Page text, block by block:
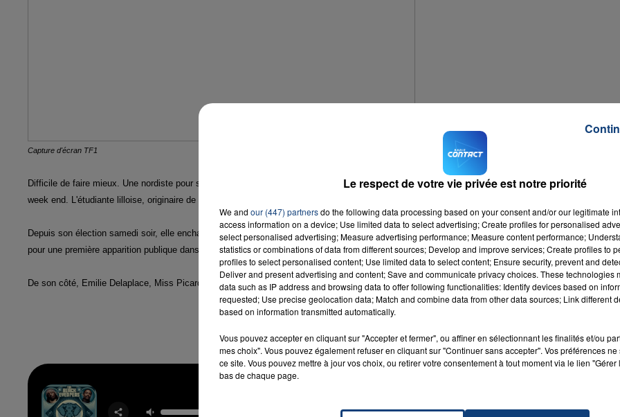
LA TEAM DU WEEK-END
7h00 - 12h00
Capture d'écran TF1
Difficile de faire mieux. Une nordiste pour succéder à une nordiste au titre de Miss France. Après Camille Cerf l'an dernier, Iris Mittenaere a été élue
week end. L'étudiante lilloise, originaire de Steenvoorde, permet donc à la région de signer un doublé historique.
Depuis son élection samedi soir, elle enchaine les plateaux télés et les studios de radio. Cette étudiante en chirurgie dentaire devrait rentrer mercredi
pour une première apparition publique dans notre région, avant de passer les fêtes de fin d'année en famille.
De son côté, Emilie Delaplace, Miss Picardie, n'a pas passé le premier tour.
RADIO CONTACT
Le respect de votre vie privée est notre priorité
We and our (447) partnersdo the following data processing based on your consent and/or our legitimate
access information on a device; Use limited data to select advertising; Create profiles for personalised
select personalised advertising; Measure advertising performance; Measure content performance;
statistics or combinations of data from different sources; Develop and improve services; Create profiles to
profiles to select personalised content; Use limited data to select content; Ensure security, prevent and
Deliver and present advertising and content; Save and communicate privacy choices. These technologies
data such as IP address and browsing data to offer following functionalities: Identify devices based on
requested; Use precise geolocation data; Match and combine data from other data sources; Link different
based on information transmitted automatically.
Vous pouvez accepter en cliquant sur "Accepter et fermer", ou affiner en sélectionnant les finalités et/ou
mes choix". Vous pouvez également refuser en cliquant sur "Continuer sans accepter". Vos préférences
ce site. Vous pouvez mettre à jour vos choix, ou retirer votre consentement à tout moment via le lien
bas de chaque page.